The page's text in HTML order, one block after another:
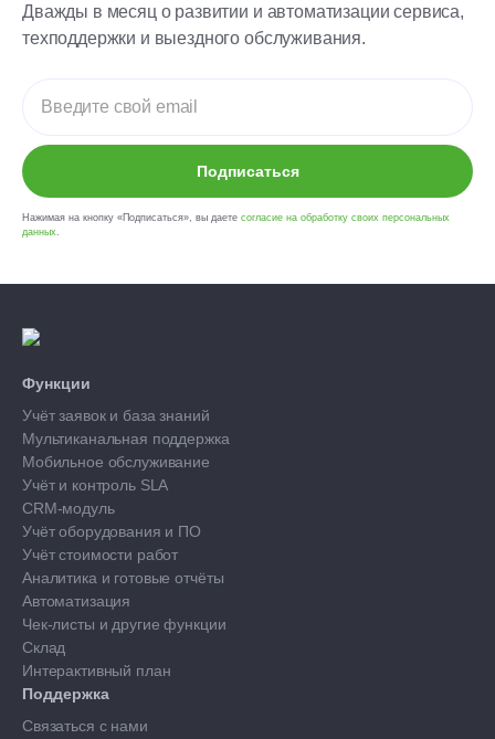
Дважды в месяц о развитии и автоматизации сервиса,
техподдержки и выездного обслуживания.
Подписаться
Нажимая на кнопку «Подписаться», вы даете согласие на обработку своих персональных
данных
Функции
Учёт заявок и база знаний
Мультиканальная поддержка
Мобильное обслуживание
Учёт и контроль SLA
CRM-модуль
Учёт оборудования и ПО
Учёт стоимости работ
Аналитика и готовые отчёты
Автоматизация
Чек-листы и другие функции
Склад
Интерактивный план
Поддержка
Связаться с нами